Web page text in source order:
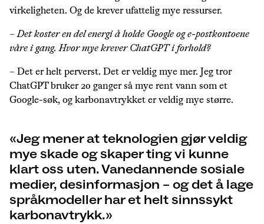
virkeligheten. Og de krever ufattelig mye ressurser.
– Det koster en del energi å holde Google og e-postkontoene
våre i gang. Hvor mye krever ChatGPT i forhold?
– Det er helt perverst. Det er veldig mye mer. Jeg tror
ChatGPT bruker 20 ganger så mye rent vann som et
Google-søk, og karbonavtrykket er veldig mye større.
Jeg mener at teknologien gjør veldig
mye skade og skaper ting vi kunne
klart oss uten. Vanedannende sosiale
medier, desinformasjon – og det å lage
språkmodeller har et helt sinnssykt
karbonavtrykk.